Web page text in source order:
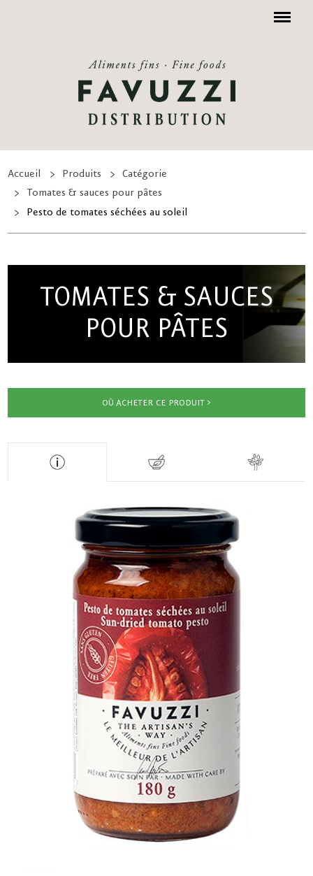
Menu
Accueil Produits
Catégorie
Tomates & sauces pour pâtes
Pesto de tomates séchées au soleil
TOMATES & SAUCES
POUR PÂTES
OÙ ACHETER CE PRODUIT